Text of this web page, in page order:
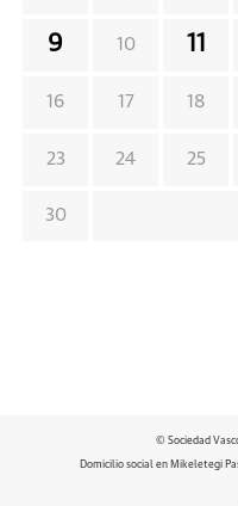
9 10 11
16 17 18
23 24 25
30
© Sociedad
Domicilio social en Mikeletegi